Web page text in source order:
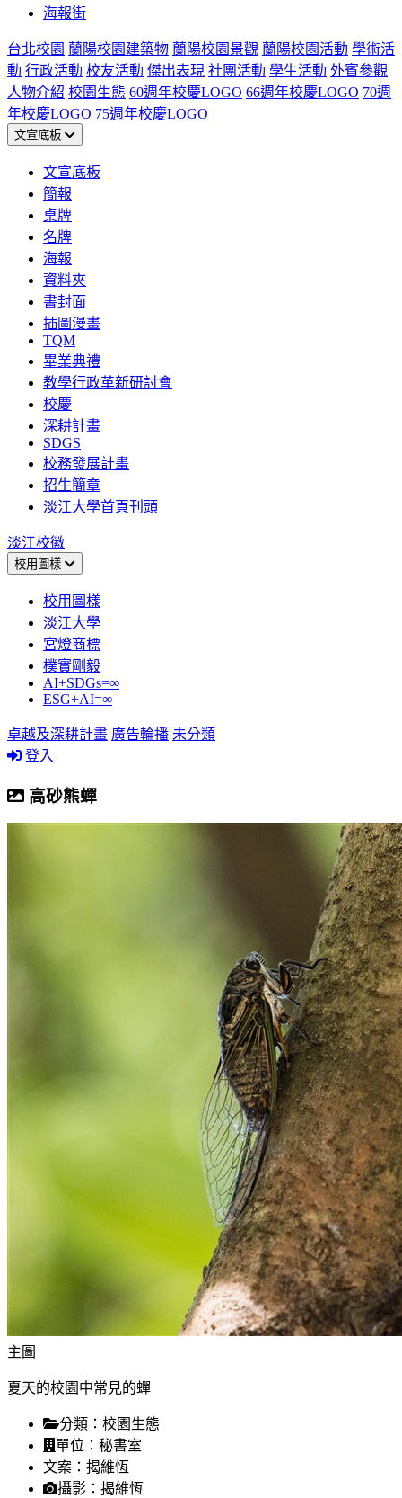
海報街
台北校園 蘭陽校園建築物 蘭陽校園景觀 蘭陽校園活動 學術活
動 行政活動 校友活動 傑出表現 社團活動 學生活動 外賓參觀
人物介紹 校園生態 60週年校慶LOGO 66週年校慶LOGO 70週
年校慶LOGO 75週年校慶LOGO
文宣底板
文宣底板
簡報
桌牌
名牌
海報
資料夾
書封面
插圖漫畫
TQM
畢業典禮
教學行政革新研討會
校慶
深耕計畫
SDGS
校務發展計畫
招生簡章
淡江大學首頁刊頭
淡江校徽
校用圖樣
校用圖樣
淡江大學
宮燈商標
樸實剛毅
AI+SDGs=∞
ESG+AI=∞
卓越及深耕計畫 廣告輪播 未分類
登入
高砂熊蟬
主圖
夏天的校園中常見的蟬
分類： 校園生態
單位： 秘書室
文案： 揭維恆
攝影： 揭維恆